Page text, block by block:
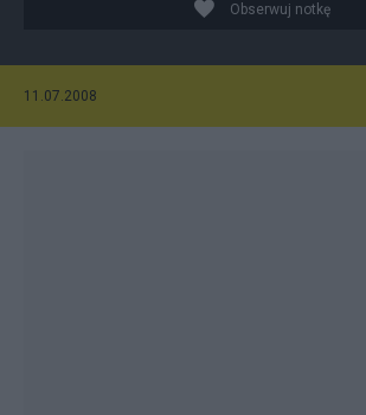
Obserwuj notkę
11.07.2008